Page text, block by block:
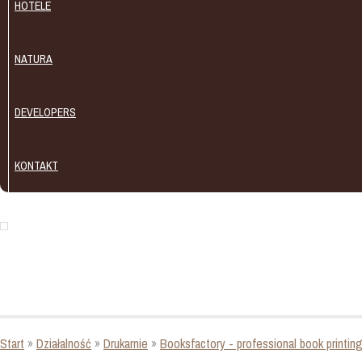
HOTELE
NATURA
DEVELOPERS
KONTAKT
Start »Działalność »Drukarnie »Booksfactory - professional book printing